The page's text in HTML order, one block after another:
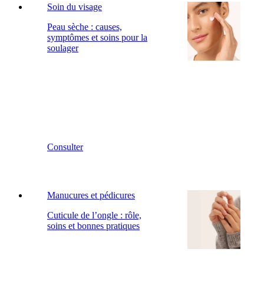
Soin du visage
Peau sèche : causes,
symptômes et soins pour la
soulager
Consulter
Manucures et pédicures
Cuticule de l’ongle : rôle,
soins et bonnes pratiques